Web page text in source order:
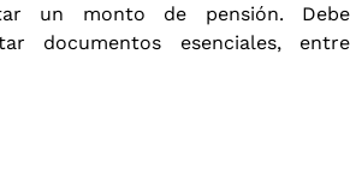
un monto de pensión. Debe
documentos esenciales, entre